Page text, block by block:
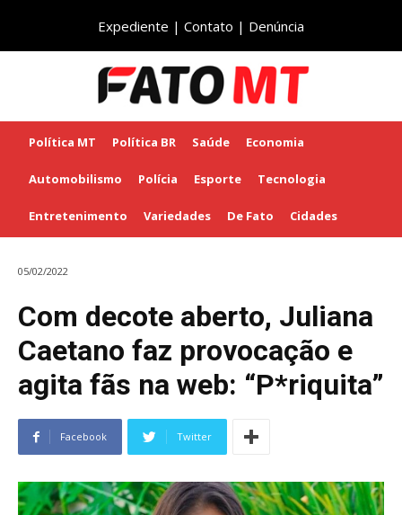
Expediente | Contato | Denúncia
Política MT Política BR Saúde Economia
Automobilismo Polícia Esporte Tecnologia
Entretenimento Variedades De Fato Cidades
05/02/2022
Com decote aberto, Juliana
Caetano faz provocação e
agita fãs na web: “P*riquita”
Facebook Twitter